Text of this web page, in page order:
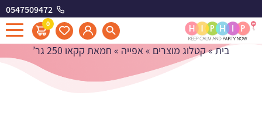
0547509472
0 חמאת קקאו 250 גר'
בית»קטלוג מוצרים »אפייה » חמאת קקאו 250 גר’